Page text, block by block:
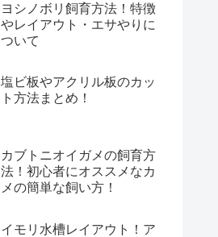
ヨシノボリ飼育方法！特徴
やレイアウト・エサやりに
ついて
塩ビ板やアクリル板のカッ
ト方法まとめ！
カブトニオイガメの飼育方
法！初心者にオススメなカ
メの簡単な飼い方！
イモリ水槽レイアウト！ア